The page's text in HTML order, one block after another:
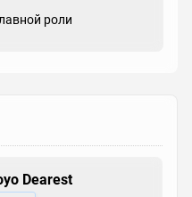
роли
Dearest